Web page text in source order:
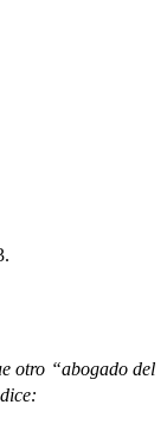
otro “abogado del